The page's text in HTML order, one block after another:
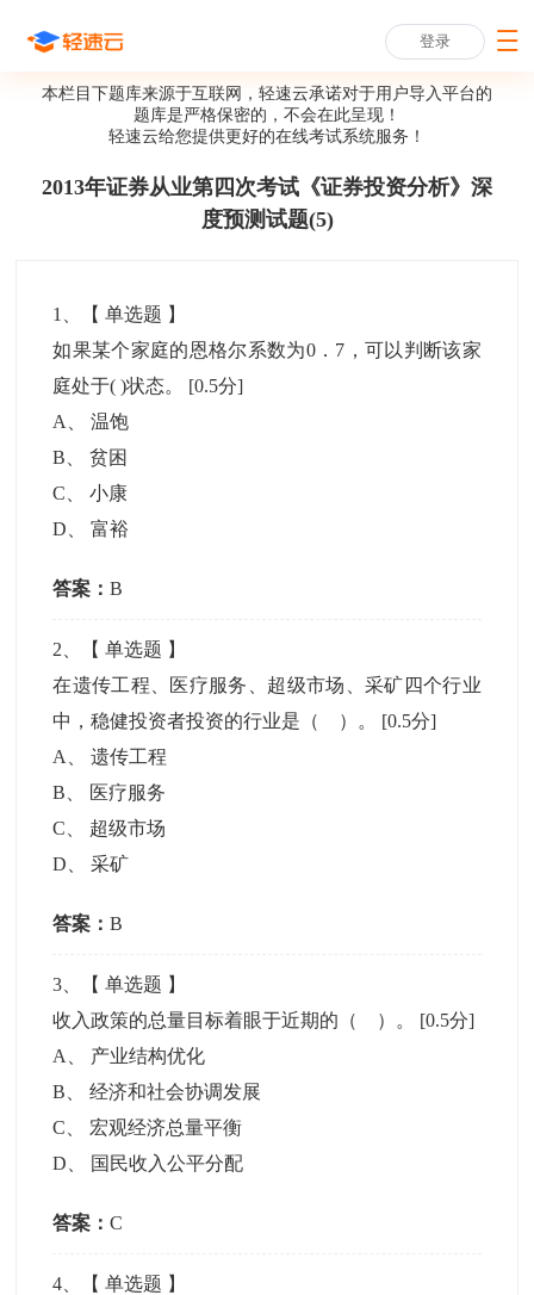
登录
本栏目下题库来源于互联网，轻速云承诺对于用户导入平台的
题库是严格保密的，不会在此呈现！
轻速云给您提供更好的在线考试系统服务！
2013年证券从业第四次考试《证券投资分析》深
度预测试题(5)
1 、【单选题 】
如果某个家庭的恩格尔系数为0．7，可以判断该家
庭处于( )状态。 [0.5分]
A
、温饱
B 、贫困
C 、小康
D 、富裕
答案：B
2 、【单选题 】
在遗传工程、医疗服务、超级市场、采矿四个行业
中，稳健投资者投资的行业是（ ）。 [0.5分]
A
、遗传工程
B
医疗服务
C
超级市场
D 、采矿
答案：B
3 、【单选题 】
收入政策的总量目标着眼于近期的（ ）。 [0.5分]
A
产业结构优化
B 、经济和社会协调发展
C
宏观经济总量平衡
D
国民收入公平分配
答案：C
4 、【单选题 】